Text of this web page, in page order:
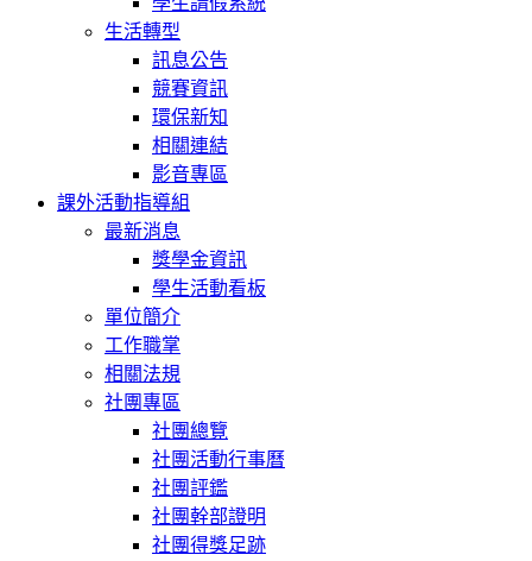
生活轉型
訊息公告
競賽資訊
環保新知
相關連結
影音專區
課外活動指導組
最新消息
獎學金資訊
學生活動看板
單位簡介
工作職掌
相關法規
社團專區
社團總覽
社團活動行事曆
社團評鑑
社團幹部證明
社團得獎足跡